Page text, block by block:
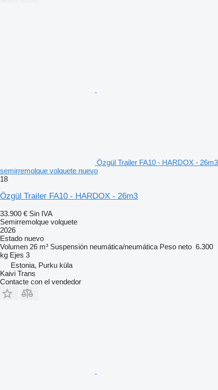
Özgül Trailer FA10 - HARDOX - 26m3
semirremolque volquete nuevo
18
Özgül Trailer FA10 - HARDOX - 26m3
33.900 € Sin IVA
Semirremolque volquete
2026
Estado nuevo
Volumen 26 m³ Suspensión neumática/neumática Peso neto 6.300
kg Ejes 3
Estonia, Purku küla
Kaivi Trans
Contacte con el vendedor